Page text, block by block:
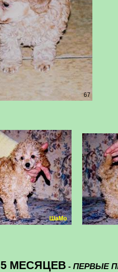
67
ШаМо
5 МЕСЯЦЕВ - ПЕРВЫЕ